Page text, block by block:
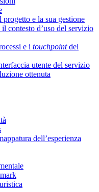
e la sua gestione
contesto d’uso del servizio
e i touchpointdel
utente del servizio
ottenuta
dell’esperienza